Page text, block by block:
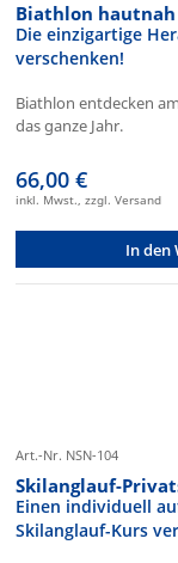
Biathlon
Die einzigartige
verschenken!
Biathlon entdecken
das ganze Jahr.
66,00 €
inkl. Mwst., zzgl. Versand
In den
Art.-Nr. NSN-104
Skilanglauf-
Einen individuell
Skilanglauf-Kurs